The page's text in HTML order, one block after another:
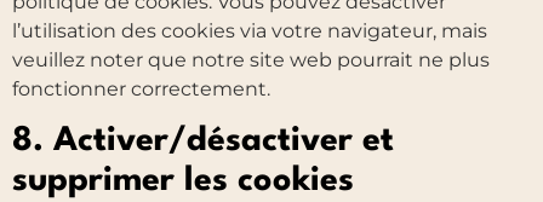
l’utilisation des cookies via votre navigateur, mais
veuillez noter que notre site web pourrait ne plus
fonctionner correctement.
8. Activer/désactiver et
supprimer les cookies